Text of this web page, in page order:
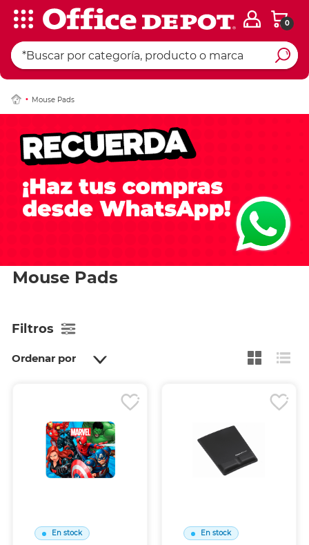
0
Mouse Pads
Mouse Pads
Filtros
Ordenar por
En stock En stock